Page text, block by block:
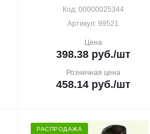
Код: 00000025344
Артикул: 99521
Цена
398.38руб./шт
Розничная цена
458.14руб./шт
РАСПРОДАЖА